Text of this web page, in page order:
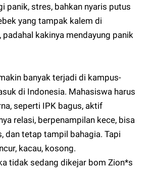
panik, stres, bahkan nyaris putus
yang tampak kalem di
padahal kakinya mendayung panik
banyak terjadi di kampus-
di Indonesia. Mahasiswa harus
seperti IPK bagus, aktif
relasi, berpenampilan kece, bisa
dan tetap tampil bahagia. Tapi
kacau, kosong.
tidak sedang dikejar bom Zion*s